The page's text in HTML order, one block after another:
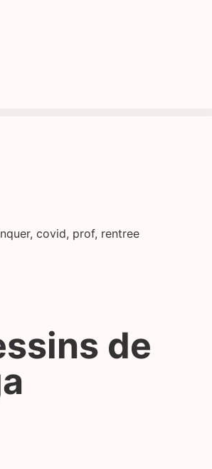
, covid, prof, rentree
de